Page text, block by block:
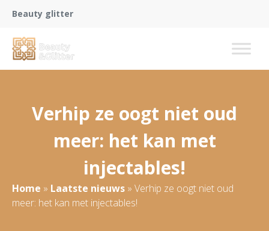
Beauty glitter
Verhip ze oogt niet oud
meer: het kan met
injectables!
Home » Laatste nieuws » Verhip ze oogt niet oud
meer: het kan met injectables!